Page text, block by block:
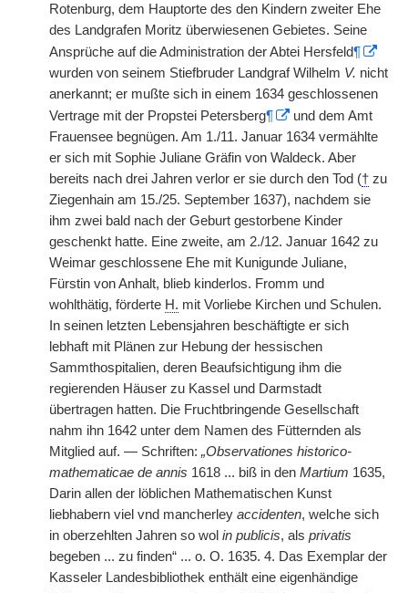
Rotenburg, dem Hauptorte des den Kindern zweiter Ehe
des Landgrafen Moritz überwiesenen Gebietes. Seine
Ansprüche auf die Administration der Abtei Hersfeld¶
wurden von seinem Stiefbruder Landgraf Wilhelm V. nicht
anerkannt; er mußte sich in einem 1634 geschlossenen
Vertrage mit der Propstei Petersberg¶
und dem Amt
Frauensee begnügen. Am 1./11. Januar 1634 vermählte
er sich mit Sophie Juliane Gräfin von Waldeck. Aber
bereits nach drei Jahren verlor er sie durch den Tod († zu
Ziegenhain am 15./25. September 1637), nachdem sie
ihm zwei bald nach der Geburt gestorbene Kinder
geschenkt hatte. Eine zweite, am 2./12. Januar 1642 zu
Weimar geschlossene Ehe mit Kunigunde Juliane,
Fürstin von Anhalt, blieb kinderlos. Fromm und
wohlthätig, förderte H. mit Vorliebe Kirchen und Schulen.
In seinen letzten Lebensjahren beschäftigte er sich
lebhaft mit Plänen zur Hebung der hessischen
Sammthospitalien, deren Beaufsichtigung ihm die
regierenden Häuser zu Kassel und Darmstadt
übertragen hatten. Die Fruchtbringende Gesellschaft
nahm ihn 1642 unter dem Namen des Fütternden als
Mitglied auf. — Schriften: „Observationes historico-
mathematicae de annis 1618 ... biß in den Martium 1635,
Darin allen der löblichen Mathematischen Kunst
liebhabern viel vnd mancherley accidenten, welche sich
in oberzehlten Jahren so wol in publicis, als privatis
begeben ... zu finden“ ... o. O. 1635. 4. Das Exemplar der
Kasseler Landesbibliothek enthält eine eigenhändige